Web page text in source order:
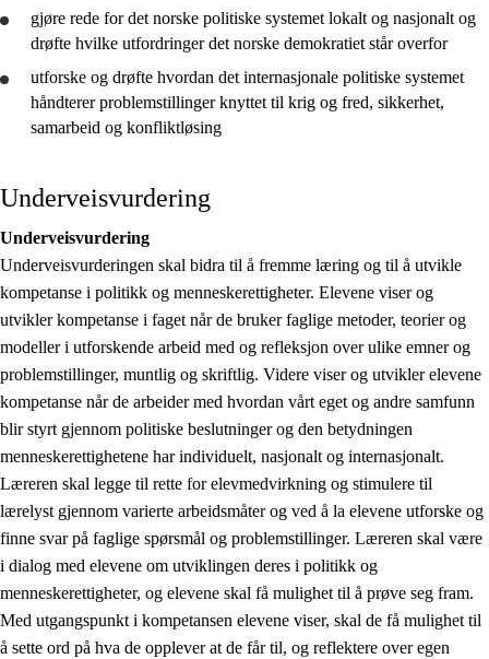
gjøre rede fordet norske politiske systemet lokalt og nasjonalt og
drøfte hvilke utfordringer det norske demokratiet står overfor
utforske og drøfte hvordan det internasjonale politiske systemet
håndterer problemstillinger knyttet til krig og fred, sikkerhet,
samarbeid og konfliktløsing
Underveisvurdering
Underveisvurdering
Underveisvurderingen skal bidra til å fremme læring og til å utvikle
kompetanse i politikk og menneskerettigheter. Elevene viser og
utvikler kompetanse i faget når de bruker faglige metoder, teorier og
modeller i utforskende arbeid med og refleksjon over ulike emner og
problemstillinger, muntlig og skriftlig. Videre viser og utvikler elevene
kompetanse når de arbeider med hvordan vårt eget og andre samfunn
blir styrt gjennom politiske beslutninger og den betydningen
menneskerettighetene har individuelt, nasjonalt og internasjonalt.
Læreren skal legge til rette for elevmedvirkning og stimulere til
lærelyst gjennom varierte arbeidsmåter og ved å la elevene utforske og
finne svar på faglige spørsmål og problemstillinger. Læreren skal være
i dialog med elevene om utviklingen deres i politikk og
menneskerettigheter, og elevene skal få mulighet til å prøve seg fram.
Med utgangspunkt i kompetansen elevene viser, skal de få mulighet til
å sette ord på hva de opplever at de får til, og reflektere over egen